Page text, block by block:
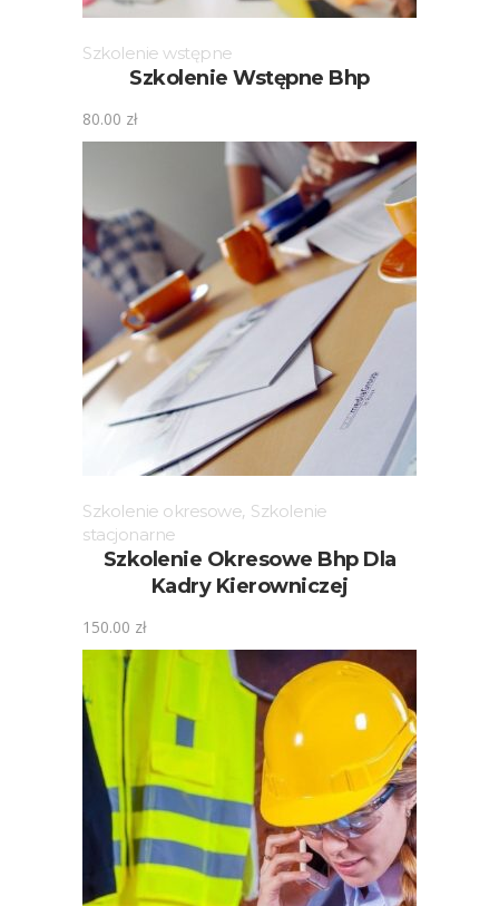
Szkolenie wstępne
Szkolenie Wstępne Bhp
80.00 zł
Szkolenie okresowe, Szkolenie
stacjonarne
Szkolenie Okresowe Bhp Dla
Kadry Kierowniczej
150.00 zł